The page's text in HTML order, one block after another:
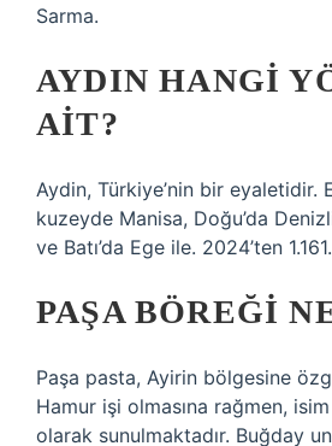
Sarma.
AYDIN HANGI
AIT?
Aydin, Türkiye’nin bir eyaletidir.
kuzeyde Manisa, Doğu’da
ve Batı’da Ege ile. 2024’ten 1.161.
PAŞA BÖREĞI
Paşa pasta, Ayirin bölgesine
Hamur işi olmasına rağmen,
olarak sunulmaktadır. Buğday